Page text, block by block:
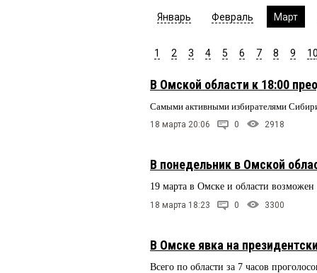
Январь Февраль Март
1 2 3 4 5 6 7 8 9 10
В Омской области к 18:00
Самыми активными избирателями
18 марта 20:06 0 2918
В понедельник в Омской
19 марта в Омске и области
18 марта 18:23 0 3300
В Омске явка на
Всего по области за 7 часов